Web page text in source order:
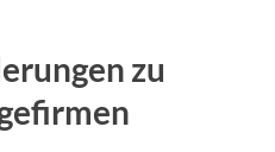
zu